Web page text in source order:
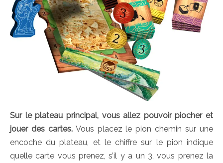
Sur le plateau principal, vous allez pouvoir piocher et
jouer des cartes.Vous placez le pion chemin sur une
encoche du plateau, et le chiffre sur le pion indique
quelle carte vous prenez, s’il y a un 3, vous prenez la